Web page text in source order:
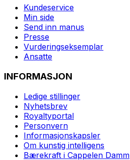
Kundeservice
Min side
Send inn manus
Presse
Vurderingseksemplar
Ansatte
INFORMASJON
Ledige stillinger
Nyhetsbrev
Royaltyportal
Personvern
Informasjonskapsler
Om kunstig intelligens
Bærekraft i Cappelen Damm